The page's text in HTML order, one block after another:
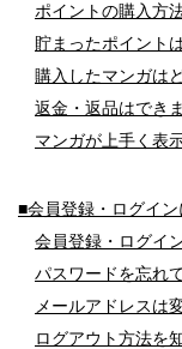
ポイントの購入方
貯まったポイント
購入したマンガは
返金・返品はでき
マンガが上手く表
■会員登録・ログイン
会員登録・ログイ
パスワードを忘れ
メールアドレスは
ログアウト方法を